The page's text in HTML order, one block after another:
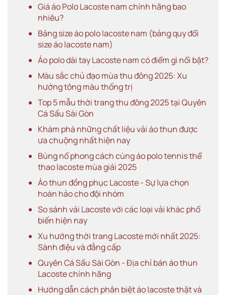
Giá áo Polo Lacoste nam chính hãng bao
nhiêu?
Bảng size áo polo lacoste nam (bảng quy đổi
size áo lacoste nam)
Áo polo dài tay Lacoste nam có điểm gì nổi bật?
Màu sắc chủ đạo mùa thu đông 2025: Xu
hướng tông màu thống trị
Top 5 mẫu thời trang thu đông 2025 tại Quyên
Cá Sấu Sài Gòn
Khám phá những chất liệu vải áo thun được
ưa chuộng nhất hiện nay
Bùng nổ phong cách cùng áo polo tennis thể
thao lacoste mùa giải 2025
Áo thun đồng phục Lacoste - Sự lựa chọn
hoàn hảo cho đội nhóm
So sánh vải Lacoste với các loại vải khác phổ
biến hiện nay
Xu hướng thời trang Lacoste mới nhất 2025:
Sành điệu và đẳng cấp
Quyên Cá Sấu Sài Gòn - Địa chỉ bán áo thun
Lacoste chính hãng
Hướng dẫn cách phân biệt áo lacoste thật và